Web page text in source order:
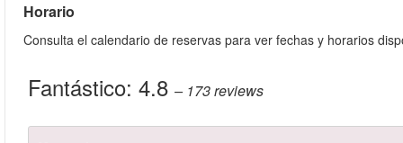
Horario
Consulta el calendario de reservas para ver fechas y horarios
Fantástico: 4.8 – 173reviews